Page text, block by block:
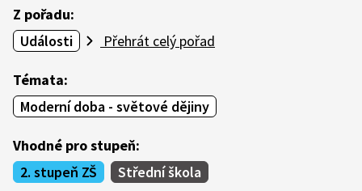
Z pořadu:
Události
Přehrát celý pořad
Témata:
Moderní doba - světové dějiny
Vhodné pro stupeň:
2. stupeň ZŠ
Střední škola